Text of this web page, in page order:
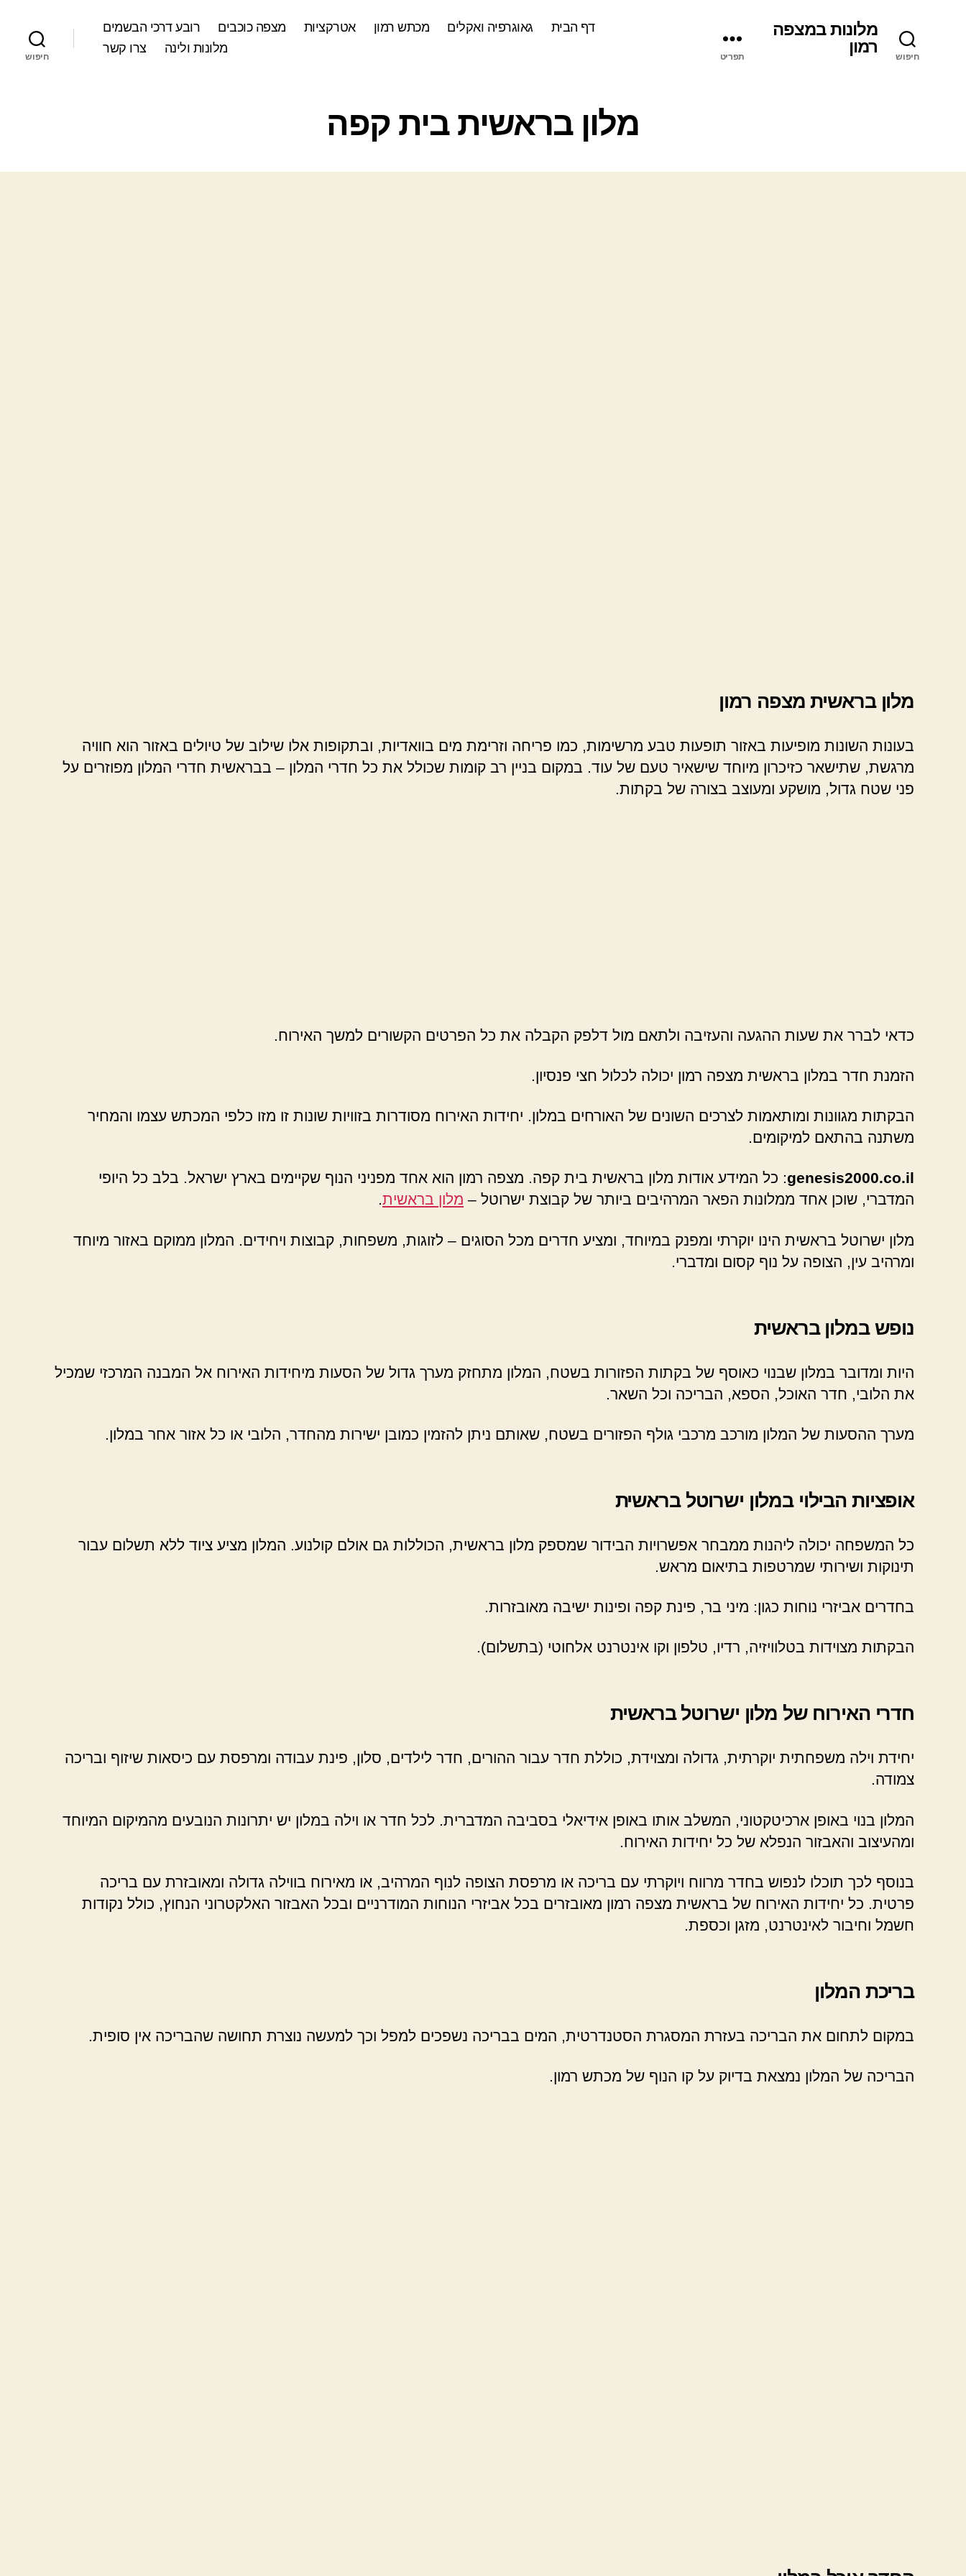
חיפוש
מלונות במצפה
רמון
תפריט
דף הבית גאוגרפיה ואקלים מכתש רמון אטרקציות מצפה כוכבים
רובע דרכי הבשמים
מלונות ולינה
צרו קשר
חיפוש
ק
ט
ר
מלון בראשית בית קפה
מלון בראשית מצפה רמון
בעונות השונות מופיעות באזור תופעות טבע מרשימות, כמו פריחה וזרימת מים בוואדיות, ובתקופות אלו שילוב של טיולים באזור הוא חוויה
מרגשת, שתישאר כזיכרון מיוחד שישאיר טעם של עוד. במקום בניין רב קומות שכולל את כל חדרי המלון – בבראשית חדרי המלון מפוזרים על
פני שטח גדול, מושקע ומעוצב בצורה של בקתות.
כדאי לברר את שעות ההגעה והעזיבה ולתאם מול דלפק הקבלה את כל הפרטים הקשורים למשך האירוח.
הזמנת חדר במלון בראשית מצפה רמון יכולה לכלול חצי פנסיון.
הבקתות מגוונות ומותאמות לצרכים השונים של האורחים במלון. יחידות האירוח מסודרות בזוויות שונות זו מזו כלפי המכתש עצמו והמחיר
משתנה בהתאם למיקומים.
genesis2000.co.il: כל המידע אודות מלון בראשית בית קפה. מצפה רמון הוא אחד מפניני הנוף שקיימים בארץ ישראל. בלב כל היופי
המדברי, שוכן אחד ממלונות הפאר המרהיבים ביותר של קבוצת ישרוטל – מלון בראשית.
מלון ישרוטל בראשית הינו יוקרתי ומפנק במיוחד, ומציע חדרים מכל הסוגים – לזוגות, משפחות, קבוצות ויחידים. המלון ממוקם באזור מיוחד
ומרהיב עין, הצופה על נוף קסום ומדברי.
נופש במלון בראשית
היות ומדובר במלון שבנוי כאוסף של בקתות הפזורות בשטח, המלון מתחזק מערך גדול של הסעות מיחידות האירוח אל המבנה המרכזי שמכיל
את הלובי, חדר האוכל, הספא, הבריכה וכל השאר.
מערך ההסעות של המלון מורכב מרכבי גולף הפזורים בשטח, שאותם ניתן להזמין כמובן ישירות מהחדר, הלובי או כל אזור אחר במלון.
אופציות הבילוי במלון ישרוטל בראשית
כל המשפחה יכולה ליהנות ממבחר אפשרויות הבידור שמספק מלון בראשית, הכוללות גם אולם קולנוע. המלון מציע ציוד ללא תשלום עבור
תינוקות ושירותי שמרטפות בתיאום מראש.
בחדרים אביזרי נוחות כגון: מיני בר, פינת קפה ופינות ישיבה מאובזרות.
הבקתות מצוידות בטלוויזיה, רדיו, טלפון וקו אינטרנט אלחוטי (בתשלום).
חדרי האירוח של מלון ישרוטל בראשית
יחידת וילה משפחתית יוקרתית, גדולה ומצוידת, כוללת חדר עבור ההורים, חדר לילדים, סלון, פינת עבודה ומרפסת עם כיסאות שיזוף ובריכה
צמודה.
המלון בנוי באופן ארכיטקטוני, המשלב אותו באופן אידיאלי בסביבה המדברית. לכל חדר או וילה במלון יש יתרונות הנובעים מהמיקום המיוחד
ומהעיצוב והאבזור הנפלא של כל יחידות האירוח.
בנוסף לכך תוכלו לנפוש בחדר מרווח ויוקרתי עם בריכה או מרפסת הצופה לנוף המרהיב, או מאירוח בווילה גדולה ומאובזרת עם בריכה
פרטית. כל יחידות האירוח של בראשית מצפה רמון מאובזרים בכל אביזרי הנוחות המודרניים ובכל האבזור האלקטרוני הנחוץ, כולל נקודות
חשמל וחיבור לאינטרנט, מזגן וכספת.
בריכת המלון
במקום לתחום את הבריכה בעזרת המסגרת הסטנדרטית, המים בבריכה נשפכים למפל וכך למעשה נוצרת תחושה שהבריכה אין סופית.
הבריכה של המלון נמצאת בדיוק על קו הנוף של מכתש רמון.